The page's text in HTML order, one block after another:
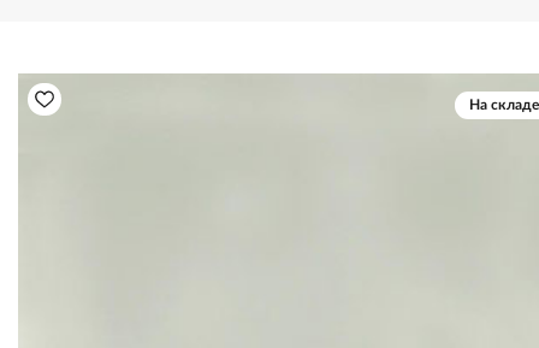
На складе